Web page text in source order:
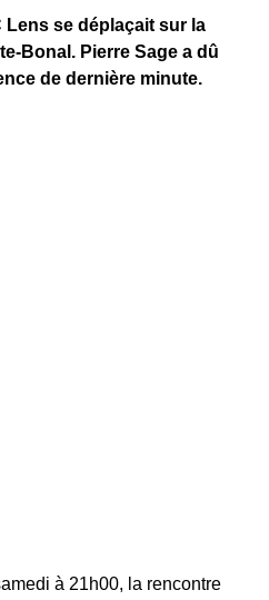
Lens se déplaçait sur la
Bonal. Pierre Sage a dû
de dernière minute.
à 21h00, la rencontre